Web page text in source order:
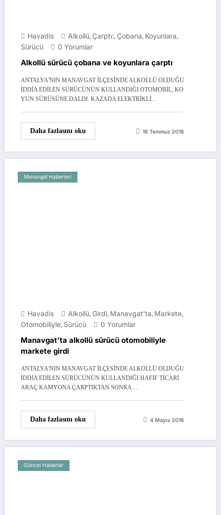
Havadis Alkollü, Çarptı:, Çobana, Koyunlara,
Sürücü
0 Yorumlar
Alkollü sürücü çobana ve koyunlara çarptı
ANTALYA'NIN MANAVGAT İLÇESİNDE ALKOLLÜ OLDUĞU
İDDİA EDİLEN SÜRÜCÜNÜN KULLANDIĞI OTOMOBİL, KO
YUN SÜRÜSÜNE DALDI. KAZADA ELEKTRİKLİ…
Daha fazlasını oku 19 Temmuz 2018
Manavgat Haberleri
Havadis Alkollü, Girdi, Manavgat’ta, Markete,
Otomobiliyle, Sürücü 0 Yorumlar
Manavgat’ta alkollü sürücü otomobiliyle
markete girdi
ANTALYA'NIN MANAVGAT İLÇESİNDE ALKOLLÜ OLDUĞU
İDDİA EDİLEN SÜRÜCÜNÜN KULLANDIĞI HAFİF TİCARİ
ARAÇ KAMYONA ÇARPTIKTAN SONRA…
Daha fazlasını oku 4 Mayıs 2018
Güncel Haberler